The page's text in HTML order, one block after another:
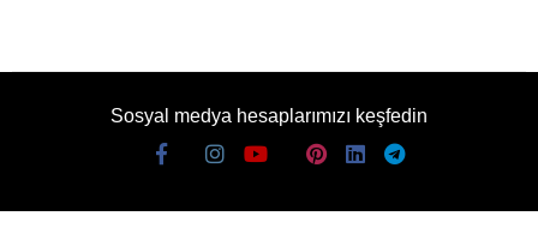
Sosyal medya hesaplarımızı keşfedin